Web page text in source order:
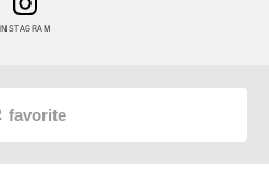
INSTAGRAM
favorite